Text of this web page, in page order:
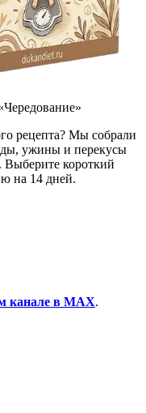
рецепта? Мы собрали
ужины и перекусы
Выберите короткий
на 14 дней.
канале в MAX.